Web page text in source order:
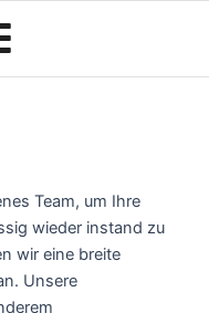
Team, um Ihre
wieder instand zu
wir eine breite
Unsere